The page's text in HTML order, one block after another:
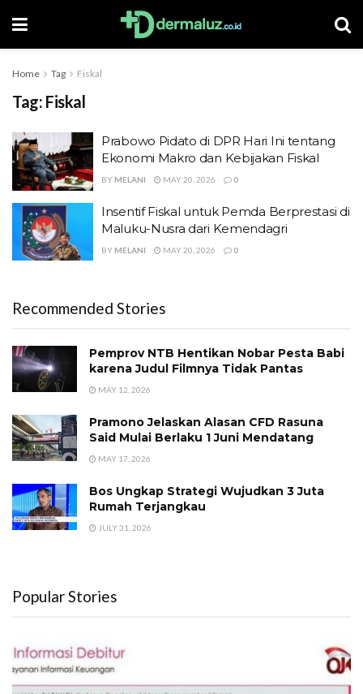
Home Tag Fiskal
Tag: Fiskal
Prabowo Pidato di DPR Hari Ini tentang
Ekonomi Makro dan Kebijakan Fiskal
BY MELANI MAY 20, 2026 0
Insentif Fiskal untuk Pemda Berprestasi di
Maluku-Nusra dari Kemendagri
BY MELANI MAY 20, 2026 0
Recommended Stories
Pemprov NTB Hentikan Nobar Pesta Babi
karena Judul Filmnya Tidak Pantas
MAY 12, 2026
Pramono Jelaskan Alasan CFD Rasuna
Said Mulai Berlaku 1 Juni Mendatang
MAY 17, 2026
Bos Ungkap Strategi Wujudkan 3 Juta
Rumah Terjangkau
JULY 31, 2026
Popular Stories